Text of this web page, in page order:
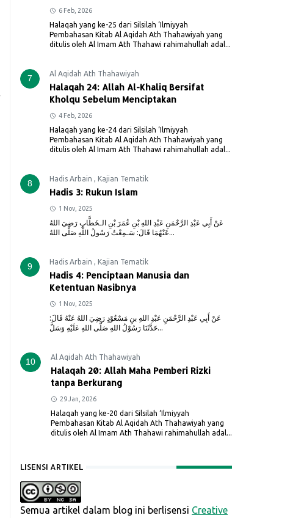
6 Feb, 2026
Halaqah yang ke-25 dari Silsilah ‘Ilmiyyah
Pembahasan Kitab Al Aqidah Ath Thahawiyah yang
ditulis oleh Al Imam Ath Thahawi rahimahullah adal...
7 Al Aqidah Ath Thahawiyah
Halaqah 24: Allah Al-Khaliq Bersifat
Kholqu Sebelum Menciptakan
4 Feb, 2026
Halaqah yang ke-24 dari Silsilah ‘Ilmiyyah
Pembahasan Kitab Al Aqidah Ath Thahawiyah yang
ditulis oleh Al Imam Ath Thahawi rahimahullah adal...
8 Hadis Arbain , Kajian Tematik
Hadis 3: Rukun Islam
1 Nov, 2025
عَنْ أَبِي عَبْدِ الرَّحْمَنِ عَبْدِ اللهِ بْنِ عُمَرَ بْنِ الـخَطَّابِ رَضِيَ اللهُ
عَنْهُمَا قَالَ: سَـمِعْتُ رَسُولُ اللَّهِ صَلَّى اللهُ...
9 Hadis Arbain , Kajian Tematik
Hadis 4: Penciptaan Manusia dan
Ketentuan Nasibnya
1 Nov, 2025
عَنْ أَبِي عَبْدِ الرَّحْمَنِ عَبْدِ اللهِ بنِ مَسْعُوْدٍ رَضِيَ اللهُ عَنْهُ قَالَ:
حَدَّثَنَا رَسُوْلُ اللهِ صَلَّى اللهِ عَلَيْهِ وَسَلَّ...
10 Al Aqidah Ath Thahawiyah
Halaqah 20: Allah Maha Pemberi Rizki
tanpa Berkurang
29 Jan, 2026
Halaqah yang ke-20 dari Silsilah ‘Ilmiyyah
Pembahasan Kitab Al Aqidah Ath Thahawiyah yang
ditulis oleh Al Imam Ath Thahawi rahimahullah adal...
LISENSI ARTIKEL
Semua artikel dalam blog ini berlisensi Creative